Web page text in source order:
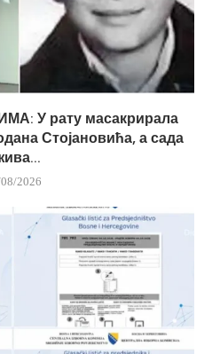
У рату масакрирала
Стојановића, а сада
2026